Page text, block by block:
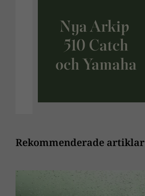
Rekommenderade artiklar